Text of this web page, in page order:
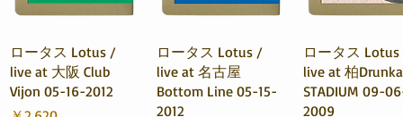
クイックビュー
ロータス Lotus /
live at 大阪 Club
Vijon 05-16-2012
クイックビュー
ロータス Lotus /
live at 名古屋
Bottom Line 05-15-
2012
クイックビュ
ロータス
live at 柏
STADIUM 09-
2009